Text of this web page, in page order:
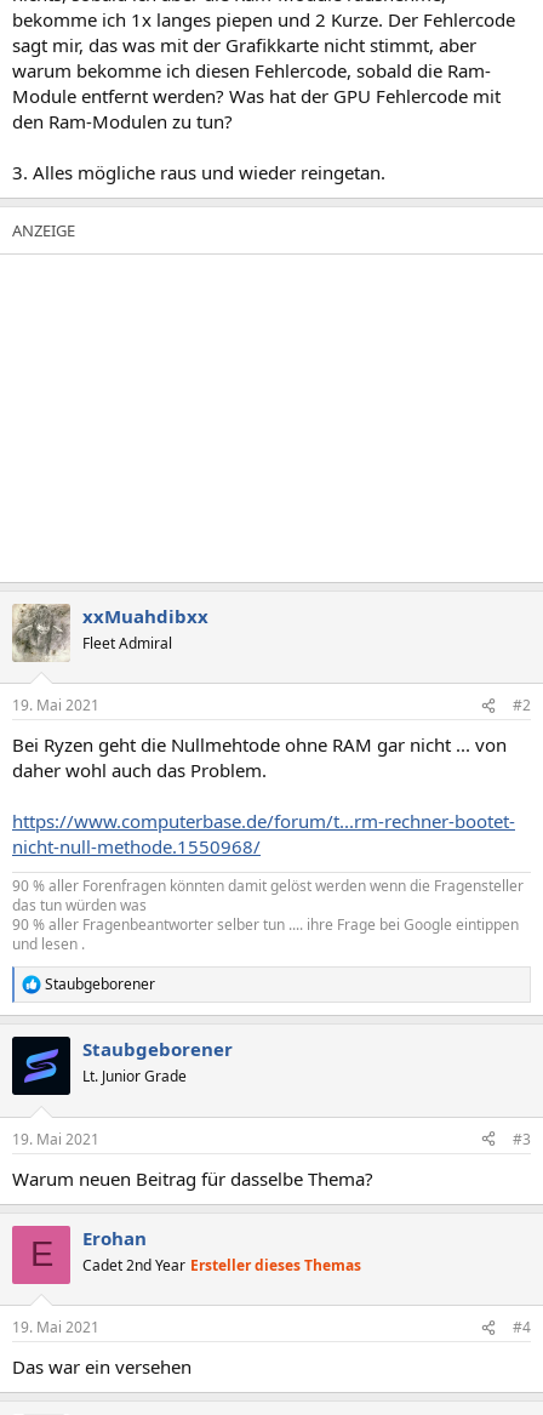
bekomme ich 1x langes piepen und 2 Kurze. Der Fehlercode
sagt mir, das was mit der Grafikkarte nicht stimmt, aber
warum bekomme ich diesen Fehlercode, sobald die Ram-
Module entfernt werden? Was hat der GPU Fehlercode mit
den Ram-Modulen zu tun?
3. Alles mögliche raus und wieder reingetan.
xxMuahdibxx
Fleet Admiral
19. Mai 2021 #2
Bei Ryzen geht die Nullmehtode ohne RAM gar nicht ... von
daher wohl auch das Problem.
https://www.computerbase.de/forum/t...rm-rechner-bootet-
nicht-null-methode.1550968/
90 % aller Forenfragen könnten damit gelöst werden wenn die Fragensteller
das tun würden was
90 % aller Fragenbeantworter selber tun .... ihre Frage bei Google eintippen
und lesen .
R
e
e
:
Staubgeborener
Staubgeborener
Lt. Junior Grade
19. Mai 2021 #3
Warum neuen Beitrag für dasselbe Thema?
E Erohan
Cadet 2nd Year Ersteller dieses Themas
19. Mai 2021 #4
Das war ein versehen